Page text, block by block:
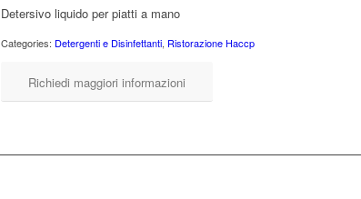
Detersivo liquido per piatti a mano
Categories: Detergenti e Disinfettanti, Ristorazione Haccp
Richiedi maggiori informazioni